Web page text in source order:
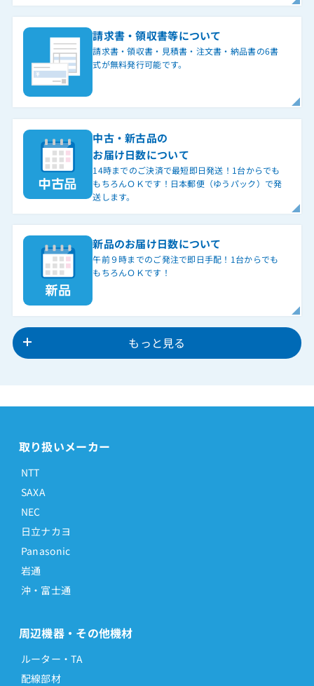
請求書・領収書等について
請求書・領収書・見積書・注文書・納品書の6書
式が無料発行可能です。
中古・新古品の
お届け日数について
14時までのご決済で最短即日発送！1台からでも
もちろんＯＫです！日本郵便（ゆうパック）で発
送します。
新品のお届け日数について
午前９時までのご発注で即日手配！1台からでも
もちろんＯＫです！
もっと見る
取り扱いメーカー
NTT
SAXA
NEC
日立ナカヨ
Panasonic
岩通
沖・富士通
周辺機器・その他機材
ルーター・TA
配線部材